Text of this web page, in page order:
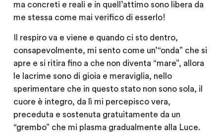
ma concreti e reali e in quell’attimo sono libera da
me stessa come mai verifico di esserlo!
Il respiro va e viene e quando ci sto dentro,
consapevolmente, mi sento come un’“onda” che si
apre e si ritira fino a che non diventa “mare”, allora
le lacrime sono di gioia e meraviglia, nello
sperimentare che in questo stato non sono sola, il
cuore è integro, da lì mi percepisco vera,
preceduta e sostenuta gratuitamente da un
“grembo” che mi plasma gradualmente alla Luce.